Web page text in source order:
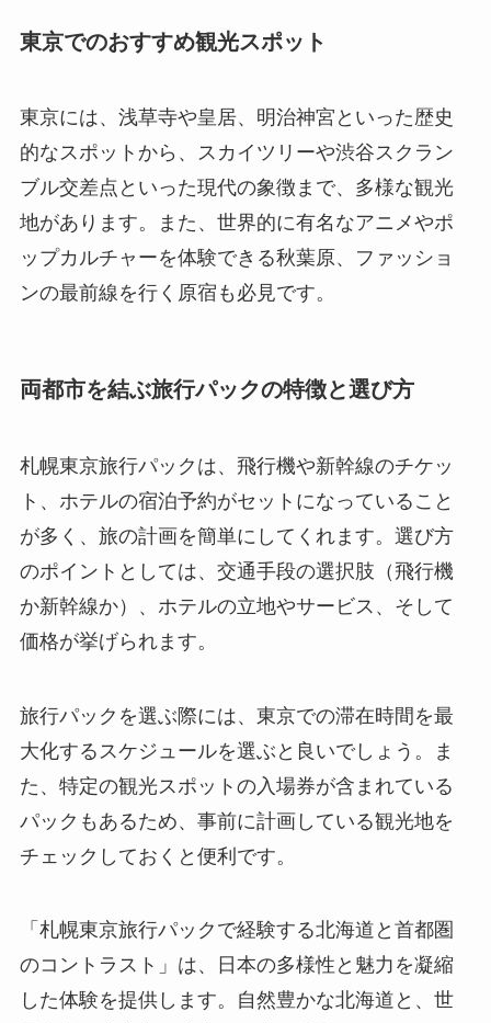
東京でのおすすめ観光スポット
東京には、浅草寺や皇居、明治神宮といった歴史
的なスポットから、スカイツリーや渋谷スクラン
ブル交差点といった現代の象徴まで、多様な観光
地があります。また、世界的に有名なアニメやポ
ップカルチャーを体験できる秋葉原、ファッショ
ンの最前線を行く原宿も必見です。
両都市を結ぶ旅行パックの特徴と選び方
札幌東京旅行パックは、飛行機や新幹線のチケッ
ト、ホテルの宿泊予約がセットになっていること
が多く、旅の計画を簡単にしてくれます。選び方
のポイントとしては、交通手段の選択肢（飛行機
か新幹線か）、ホテルの立地やサービス、そして
価格が挙げられます。
旅行パックを選ぶ際には、東京での滞在時間を最
大化するスケジュールを選ぶと良いでしょう。ま
た、特定の観光スポットの入場券が含まれている
パックもあるため、事前に計画している観光地を
チェックしておくと便利です。
「札幌東京旅行パックで経験する北海道と首都圏
のコントラスト」は、日本の多様性と魅力を凝縮
した体験を提供します。自然豊かな北海道と、世